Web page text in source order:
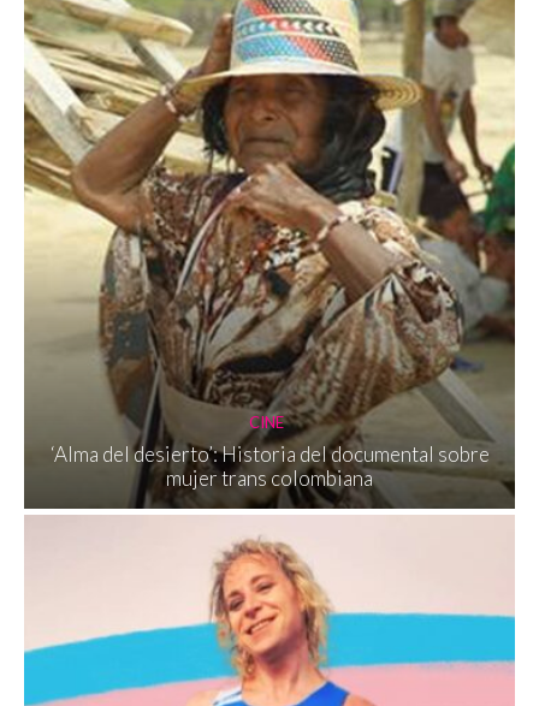
CINE
‘Alma del desierto’: Historia del documental sobre
mujer trans colombiana